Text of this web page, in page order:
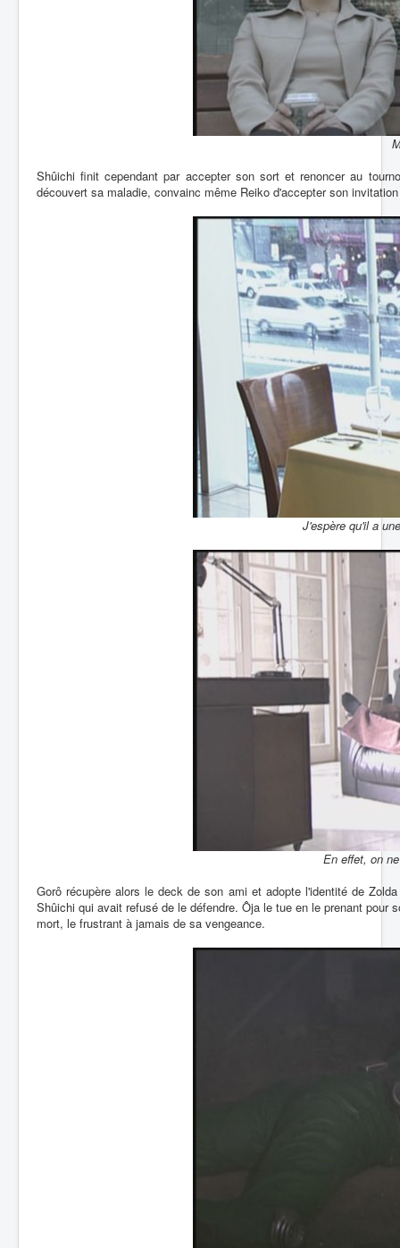
Shûichi finit cependant par accepter son sort et renoncer au
découvert sa maladie, convainc même Reiko d'accepter son
J'espère qu'il a
En effet, on
Gorô récupère alors le deck de son ami et adopte l'identité de
Shûichi qui avait refusé de le défendre. Ôja le tue en le prenant
mort, le frustrant à jamais de sa vengeance.